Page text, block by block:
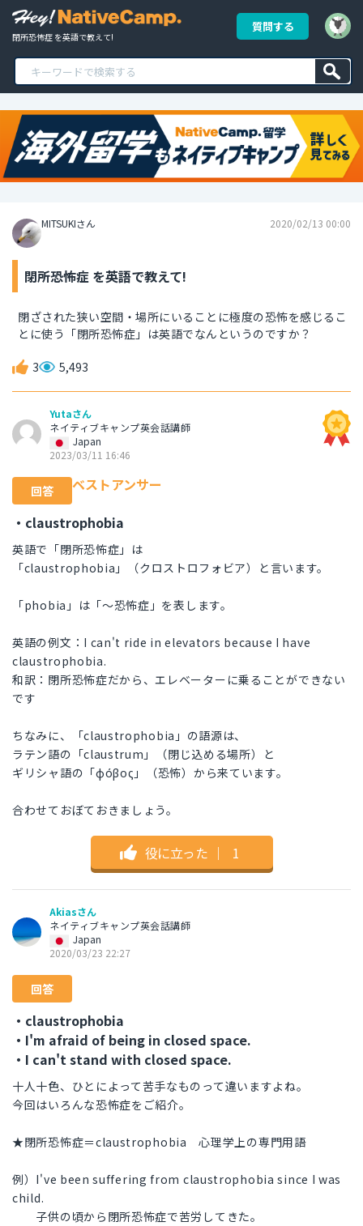
閉所恐怖症 を英語で教えて!
質問する
MITSUKIさん 2020/02/13 00:00
閉所恐怖症 を英語で教えて!
閉ざされた狭い空間・場所にいることに極度の恐怖を感じるこ
とに使う「閉所恐怖症」は英語でなんというのですか？
3 5,493
Yutaさん
ネイティブキャンプ英会話講師
Japan
2023/03/11 16:46
回答
ベストアンサー
・claustrophobia
英語で「閉所恐怖症」は
「claustrophobia」（クロストロフォビア）と言います。
「phobia」は「〜恐怖症」を表します。
英語の例文：I can't ride in elevators because I have
claustrophobia.
和訳：閉所恐怖症だから、エレベーターに乗ることができない
です
ちなみに、「claustrophobia」の語源は、
ラテン語の「claustrum」（閉じ込める場所）と
ギリシャ語の「φόβος」（恐怖）から来ています。
合わせておぼておきましょう。
役に立った ｜ 1
Akiasさん
ネイティブキャンプ英会話講師
Japan
2020/03/23 22:27
回答
・claustrophobia
・I'm afraid of being in closed space.
・I can't stand with closed space.
十人十色、ひとによって苦手なものって違いますよね。
今回はいろんな恐怖症をご紹介。
★閉所恐怖症＝claustrophobia 心理学上の専門用語
例）I've been suffering from claustrophobia since I was
child.
子供の頃から閉所恐怖症で苦労してきた。